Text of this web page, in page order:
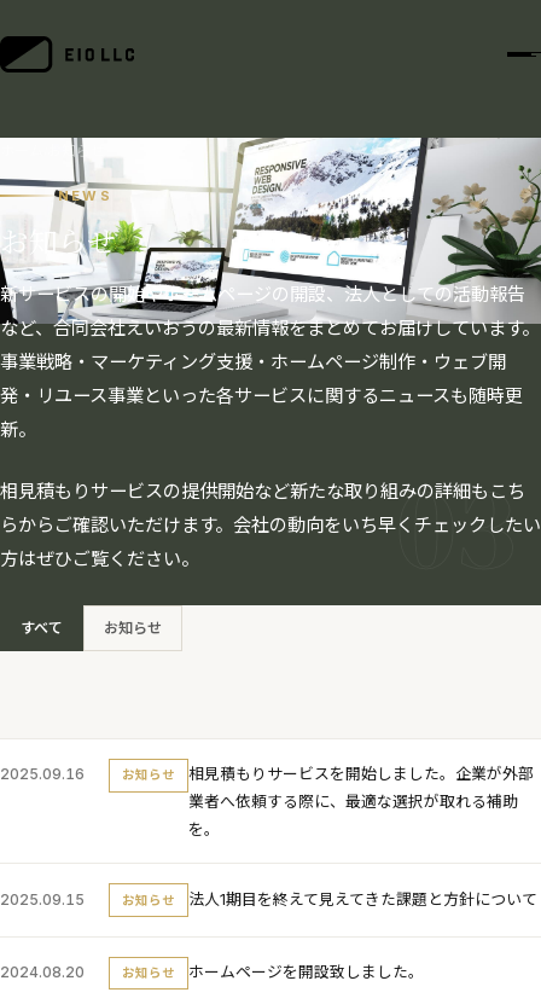
お知らせ
NEWS
お知らせ
新サービスの開始やホームページの開設、法人としての活動報告
など、合同会社えいおうの最新情報をまとめてお届けしています。
事業戦略・マーケティング支援・ホームページ制作・ウェブ開
発・リユース事業といった各サービスに関するニュースも随時更
新。
相見積もりサービスの提供開始など新たな取り組みの詳細もこち
らからご確認いただけます。会社の動向をいち早くチェックしたい
方はぜひご覧ください。
03
すべて お知らせ
2025.09.16 お知らせ
相見積もりサービスを開始しました。企業が外部
業者へ依頼する際に、最適な選択が取れる補助
を。
2025.09.15 お知らせ 法人1期目を終えて見えてきた課題と方針について
2024.08.20 お知らせ ホームページを開設致しました。